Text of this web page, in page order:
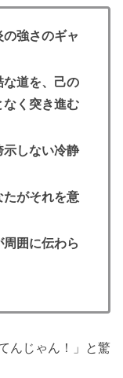
強さのギャ
道を、己の
く突き進む
しない冷静
がそれを意
囲に伝わら
んじゃん！」と驚